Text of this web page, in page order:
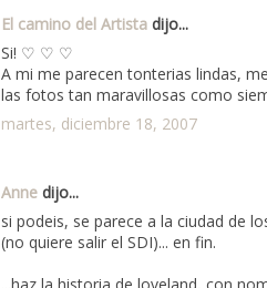
El camino del Artista dijo...
Si! ♡ ♡ ♡
A mi me parecen tonterias lindas,
las fotos tan maravillosas como
martes, diciembre 18, 2007
Anne dijo...
si podeis, se parece a la ciudad de
(no quiere salir el SDI)... en fin.